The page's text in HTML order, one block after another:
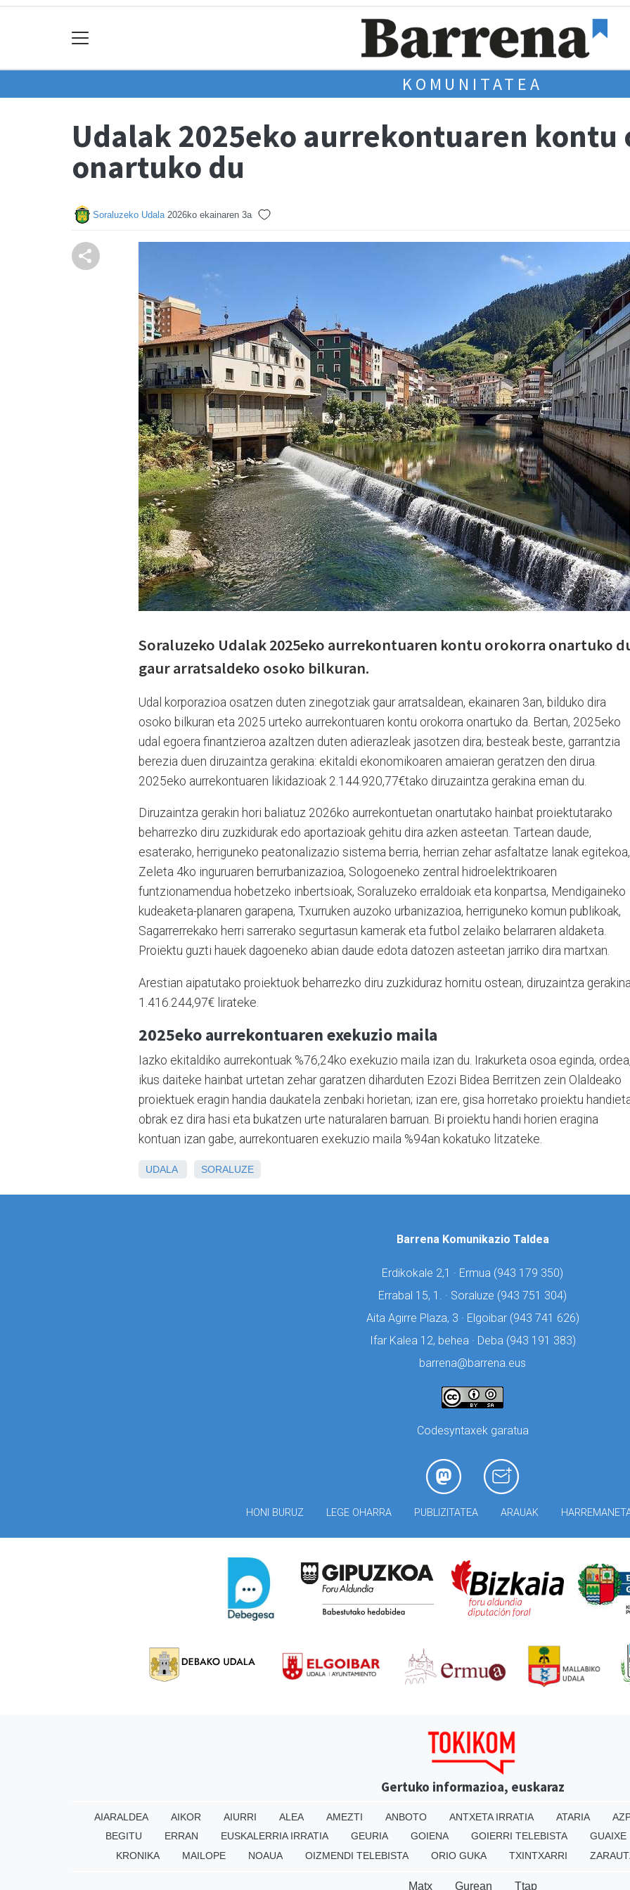
KOMUNITATEA
Udalak 2025eko aurrekontuaren kontu
onartuko du
Soraluzeko Udala 2026ko ekainaren 3a
Soraluzeko Udalak 2025eko aurrekontuaren kontu orokorra onartuko
gaur arratsaldeko osoko bilkuran.
Udal korporazioa osatzen duten zinegotziak gaur arratsaldean, ekainaren 3an, bilduko dira
osoko bilkuran eta 2025 urteko aurrekontuaren kontu orokorra onartuko da. Bertan, 2025eko
udal egoera finantzieroa azaltzen duten adierazleak jasotzen dira; besteak beste, garrantzia
berezia duen diruzaintza gerakina: ekitaldi ekonomikoaren amaieran geratzen den dirua.
2025eko aurrekontuaren likidazioak 2.144.920,77€tako diruzaintza gerakina eman du.
Diruzaintza gerakin hori baliatuz 2026ko aurrekontuetan onartutako hainbat proiektutarako
beharrezko diru zuzkidurak edo aportazioak gehitu dira azken asteetan. Tartean daude,
esaterako, herriguneko peatonalizazio sistema berria, herrian zehar asfaltatze lanak egitekoa,
Zeleta 4ko inguruaren berrurbanizazioa, Sologoeneko zentral hidroelektrikoaren
funtzionamendua hobetzeko inbertsioak, Soraluzeko erraldoiak eta konpartsa, Mendigaineko
kudeaketa-planaren garapena, Txurruken auzoko urbanizazioa, herriguneko komun publikoak,
Sagarrerrekako herri sarrerako segurtasun kamerak eta futbol zelaiko belarraren aldaketa.
Proiektu guzti hauek dagoeneko abian daude edota datozen asteetan jarriko dira martxan.
Arestian aipatutako proiektuok beharrezko diru zuzkiduraz hornitu ostean, diruzaintza gerakina
1.416.244,97€ lirateke.
2025eko aurrekontuaren exekuzio maila
Iazko ekitaldiko aurrekontuak %76,24ko exekuzio maila izan du. Irakurketa osoa eginda, ordea,
ikus daiteke hainbat urtetan zehar garatzen diharduten Ezozi Bidea Berritzen zein Olaldeako
proiektuek eragin handia daukatela zenbaki horietan; izan ere, gisa horretako proiektu
obrak ez dira hasi eta bukatzen urte naturalaren barruan. Bi proiektu handi horien eragina
kontuan izan gabe, aurrekontuaren exekuzio maila %94an kokatuko litzateke.
UDALA SORALUZE
Barrena Komunikazio Taldea
Erdikokale 2,1 · Ermua (943 179 350)
Errabal 15, 1. · Soraluze (943 751 304)
Aita Agirre Plaza, 3 · Elgoibar (943 741 626)
Ifar Kalea 12, behea · Deba (943 191 383)
barrena@barrena.eus
Codesyntaxek garatua
HONI BURUZ LEGE OHARRA PUBLIZITATEA ARAUAK
Gertuko informazioa, euskaraz
AIARALDEA AIKOR AIURRI ALEA AMEZTI ANBOTO ANTXETA IRRATIA ATARIA
BEGITU
ERRAN EUSKALERRIA IRRATIA GEURIA GOIENA GOIERRI TELEBISTA GUAIXE
KRONIKA
MAILOPE NOAUA OIZMENDI TELEBISTA ORIO GUKA TXINTXARRI
Matx Gurean Ttap